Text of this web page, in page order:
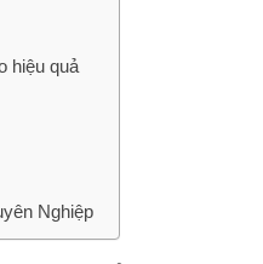
hiệu quả
Nghiệp